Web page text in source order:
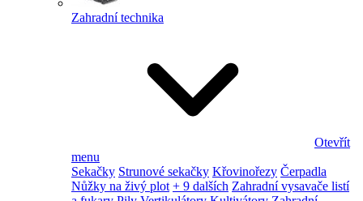
Zahradní technika
Otevřít
menu
Sekačky Strunové sekačky Křovinořezy Čerpadla
Nůžky na živý plot + 9 dalších Zahradní vysavače listí